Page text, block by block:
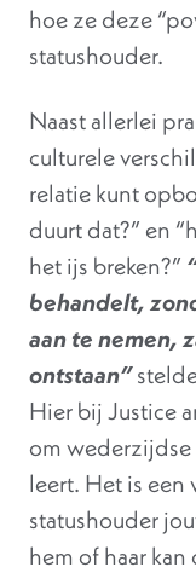
hoe ze deze
statushouder.
Naast allerlei
culturele
relatie kunt
duurt dat?” en
het ijs breken?”
behandelt,
aan te nemen,
ontstaan”
Hier bij Justice
om wederzijdse
leert. Het is
statushouder
hem of haar